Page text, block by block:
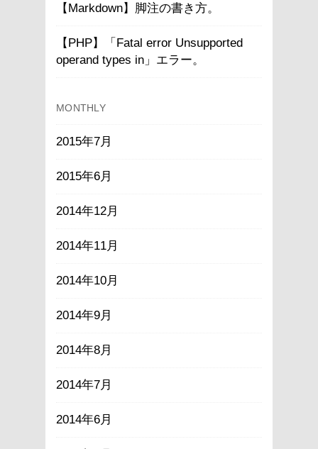
【Markdown】脚注の書き方。
【PHP】「Fatal error Unsupported
operand types in」エラー。
MONTHLY
2015年7月
2015年6月
2014年12月
2014年11月
2014年10月
2014年9月
2014年8月
2014年7月
2014年6月